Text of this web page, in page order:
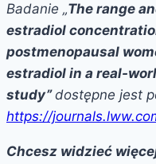
Badanie „The range
estradiol
postmenopausal
estradiol in a real-
study”dostępne jest
https://
Chcesz widzieć